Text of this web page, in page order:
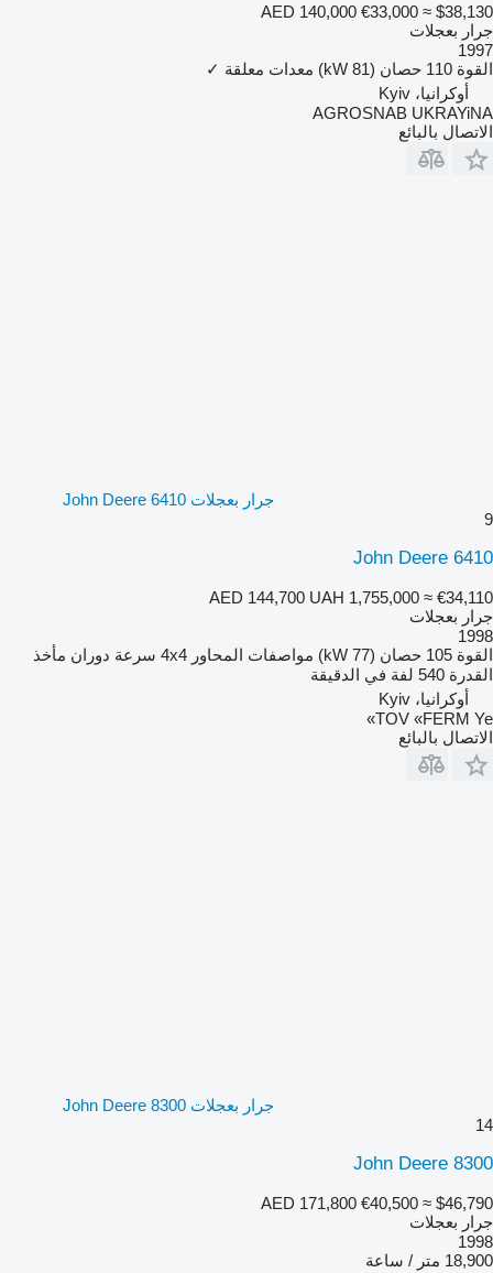
AED 140,000 €33,000 ≈ $38,130
جرار بعجلات
1997
القوة 110 حصان (81 kW) معدات معلقة ✓
أوكرانيا، Kyiv
AGROSNAB UKRAYiNA
الاتصال بالبائع
جرار بعجلات John Deere 6410
9
John Deere 6410
AED 144,700 UAH 1,755,000 ≈ €34,110
جرار بعجلات
1998
القوة 105 حصان (77 kW) مواصفات المحاور 4x4 سرعة دوران مأخذ
القدرة 540 لفة في الدقيقة
أوكرانيا، Kyiv
TOV «FERM Ye»
الاتصال بالبائع
جرار بعجلات John Deere 8300
14
John Deere 8300
AED 171,800 €40,500 ≈ $46,790
جرار بعجلات
1998
18,900 متر / ساعة